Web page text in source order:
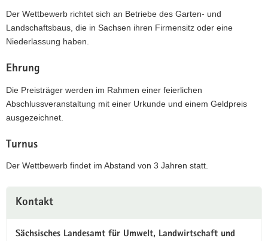
n
Der Wettbewerb richtet sich an Betriebe des Garten- und
Landschaftsbaus, die in Sachsen ihren Firmensitz oder eine
Niederlassung haben.
Ehrung
Die Preisträger werden im Rahmen einer feierlichen
Abschlussveranstaltung mit einer Urkunde und einem Geldpreis
ausgezeichnet.
Turnus
Der Wettbewerb findet im Abstand von 3 Jahren statt.
Information
Kontakt
Sächsisches Landesamt für Umwelt, Landwirtschaft und